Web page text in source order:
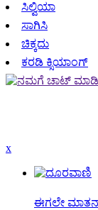
ಸಿಲ್ವಿಯಾ
ಸಾಗಿಸಿ
ಚಿಕ್ಕದು
ಕರಡಿ ಕ್ಸಿಯಾಂಗ್
x
ಈಗಲೇ